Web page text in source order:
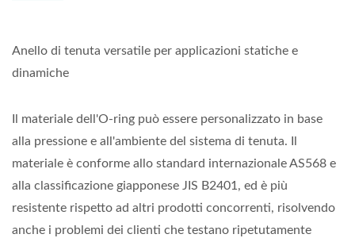
Anello di tenuta versatile per applicazioni statiche e
dinamiche
Il materiale dell'O-ring può essere personalizzato in base
alla pressione e all'ambiente del sistema di tenuta. Il
materiale è conforme allo standard internazionale AS568 e
alla classificazione giapponese JIS B2401, ed è più
resistente rispetto ad altri prodotti concorrenti, risolvendo
anche i problemi dei clienti che testano ripetutamente